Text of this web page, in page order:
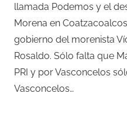
llamada Podemos y el
Morena en
gobierno del morenista
Rosaldo. Sólo falta que
PRI y por Vasconcelos
Vasconcelos…